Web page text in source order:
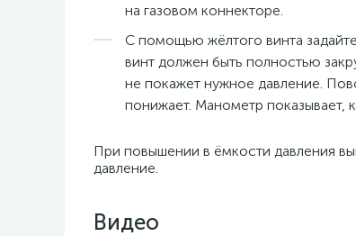
на газовом коннекторе.
С помощью жёлтого винта
винт должен быть полностью
не покажет нужное давление.
понижает. Манометр показывает,
При повышении в ёмкости давления
давление.
Видео